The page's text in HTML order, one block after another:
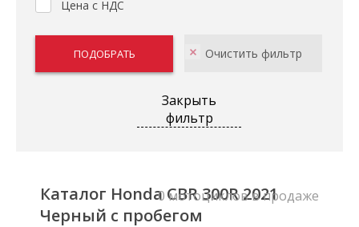
Цена с НДС
Закрыть
фильтр
Каталог Honda CBR 300R 2021
Черный с пробегом
0 мотоциклов в продаже